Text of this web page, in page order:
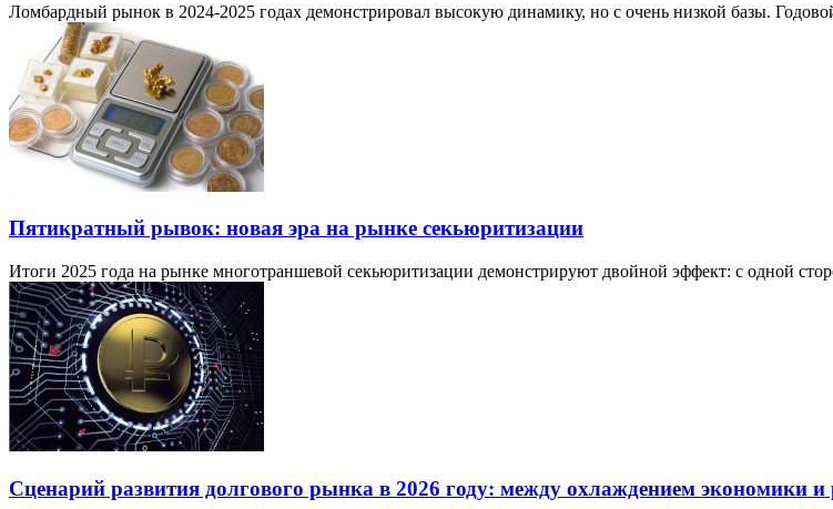
Ломбардный рынок в 2024-2025 годах демонстрировал высокую динамику, но с очень низкой базы.
Пятикратный рывок: новая эра на рынке секьюритизации
Итоги 2025 года на рынке многотраншевой секьюритизации демонстрируют двойной эффект: с одной
Сценарий развития долгового рынка в 2026 году: между охлаждением экономики и